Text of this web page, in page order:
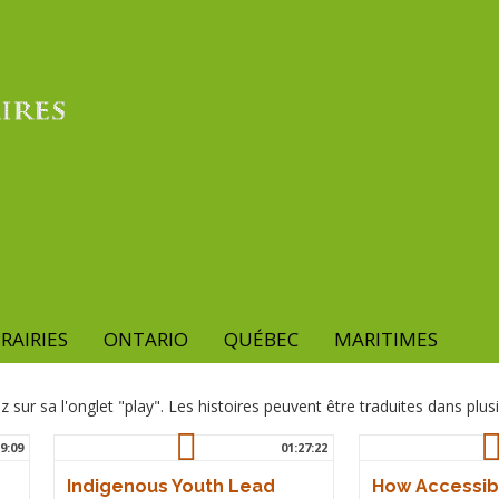
ONTARIO QUÉBEC
MARITIMES
sur sa l'onglet "play". Les histoires peuvent être traduites dans
01:27:22
Indigenous Youth Lead
How